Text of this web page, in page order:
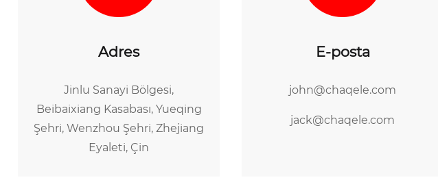
Adres
Jinlu Sanayi Bölgesi,
Beibaixiang Kasabası, Yueqing
Şehri, Wenzhou Şehri, Zhejiang
Eyaleti, Çin
E-posta
john@chaqele.com
jack@chaqele.com